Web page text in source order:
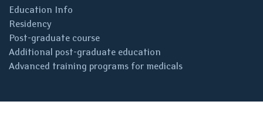
Education Info
Residency
Post-graduate course
Additional post-graduate education
Advanced training programs for medicals